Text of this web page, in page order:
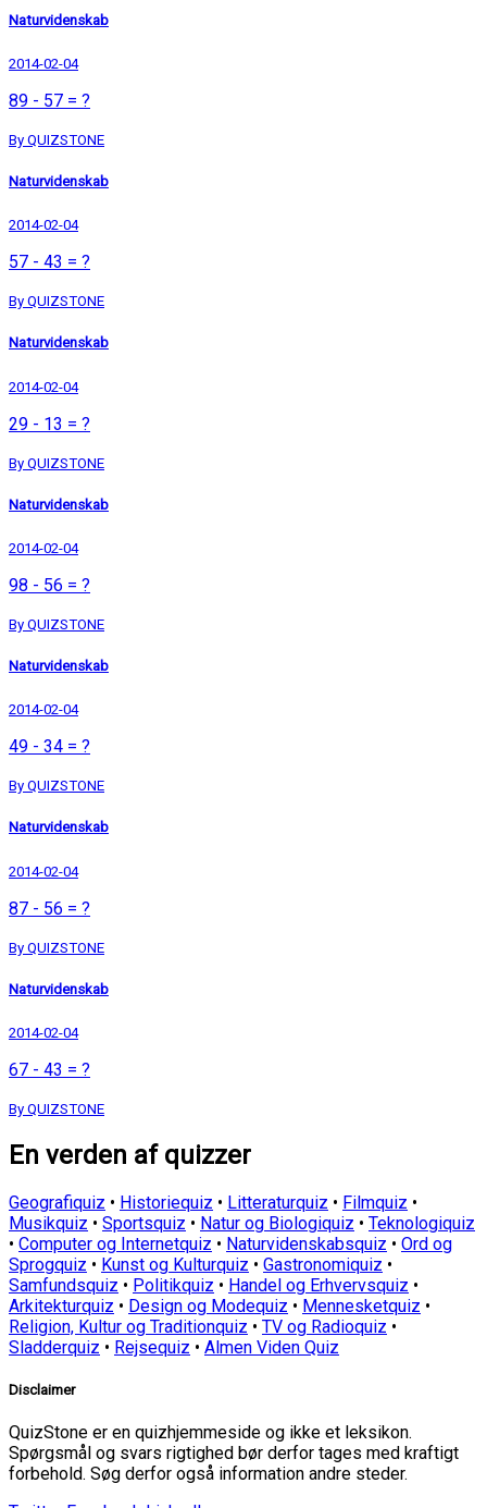
Naturvidenskab
2014-02-04
89 - 57 = ?
By QUIZSTONE
Naturvidenskab
2014-02-04
57 - 43 = ?
By QUIZSTONE
Naturvidenskab
2014-02-04
29 - 13 = ?
By QUIZSTONE
Naturvidenskab
2014-02-04
98 - 56 = ?
By QUIZSTONE
Naturvidenskab
2014-02-04
49 - 34 = ?
By QUIZSTONE
Naturvidenskab
2014-02-04
87 - 56 = ?
By QUIZSTONE
Naturvidenskab
2014-02-04
67 - 43 = ?
By QUIZSTONE
En verden af quizzer
Geografiquiz • Historiequiz • Litteraturquiz • Filmquiz •
Musikquiz • Sportsquiz • Natur og Biologiquiz • Teknologiquiz
• Computer og Internetquiz • Naturvidenskabsquiz • Ord og
Sprogquiz • Kunst og Kulturquiz • Gastronomiquiz •
Samfundsquiz • Politikquiz • Handel og Erhvervsquiz •
Arkitekturquiz • Design og Modequiz • Mennesketquiz •
Religion, Kultur og Traditionquiz • TV og Radioquiz •
Sladderquiz • Rejsequiz • Almen Viden Quiz
Disclaimer
QuizStone er en quizhjemmeside og ikke et leksikon.
Spørgsmål og svars rigtighed bør derfor tages med kraftigt
forbehold. Søg derfor også information andre steder.